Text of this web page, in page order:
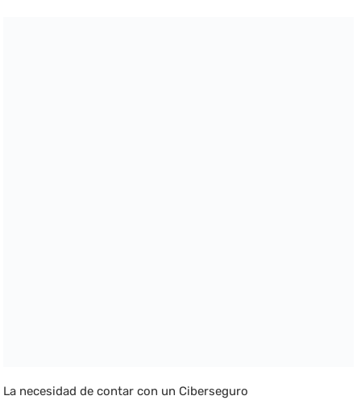
La necesidad de contar con un Ciberseguro